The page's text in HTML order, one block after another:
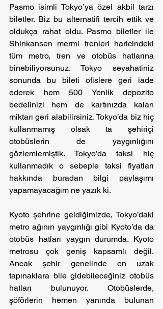
Pasmo isimli Tokyo’ya özel akbil tarzı
biletler. Biz bu alternatifi tercih ettik ve
oldukça rahat oldu. Pasmo biletler ile
Shinkansen mermi trenleri haricindeki
tüm metro, tren ve otobüs hatlarına
binebiliyorsunuz. Tokyo seyahatiniz
sonunda bu bileti ofislere geri iade
ederek hem 500 Yenlik depozito
bedelinizi hem de kartınızda kalan
miktarı geri alabilirsiniz. Tokyo’da biz hiç
kullanmamış olsak ta şehiriçi
otobüslerin de yaygınlığını
gözlemlemiştik. Tokyo’da taksi hiç
kullanmadık o sebeple taksi fiyatları
hakkında buradan bilgi paylaşımı
yapamayacağım ne yazık ki.
Kyoto şehrine geldiğimizde, Tokyo’daki
metro ağının yaygınlığı gibi Kyoto’da da
otobüs hatları yaygın durumda. Kyoto
metrosu çok geniş kapsamlı değil.
Ancak şehir genelinde en uzak
tapınaklara bile gidebileceğiniz otobüs
hatları bulunuyor. Otobüslerde,
şöförlerin hemen yanında bulunan